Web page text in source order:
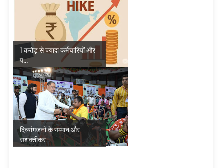
1 करोड़ से ज्यादा कर्मचारियों और
प...
दिव्यांगजनों के सम्मान और
सशक्तीकर...